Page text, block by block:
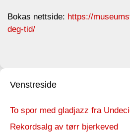
Bokas nettside: https://
deg-tid/
Venstreside
To spor med gladjazz fra
Rekordsalg av tørr bjerkeved